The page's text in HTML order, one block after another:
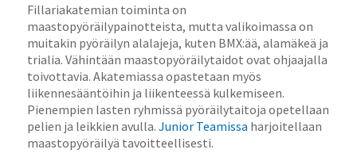
Fillariakatemian toiminta on
maastopyöräilypainotteista, mutta valikoimassa on
muitakin pyöräilyn alalajeja, kuten BMX:ää, alamäkeä ja
trialia. Vähintään maastopyöräilytaidot ovat ohjaajalla
toivottavia. Akatemiassa opastetaan myös
liikennesääntöihin ja liikenteessä kulkemiseen.
Pienempien lasten ryhmissä pyöräilytaitoja opetellaan
pelien ja leikkien avulla. Junior Teamissa harjoitellaan
maastopyöräilyä tavoitteellisesti.